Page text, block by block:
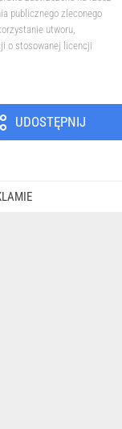
publicznego zleconego
utworu,
o stosowanej licencji
UDOSTĘPNIJ